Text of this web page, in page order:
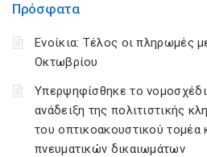
Πρόσφατα
Ενοίκια: Τέλος οι πληρωμές
Οκτωβρίου
Υπερψηφίσθηκε το
ανάδειξη της πολιτιστικής
του οπτικοακουστικού τομέα
πνευματικών δικαιωμάτων